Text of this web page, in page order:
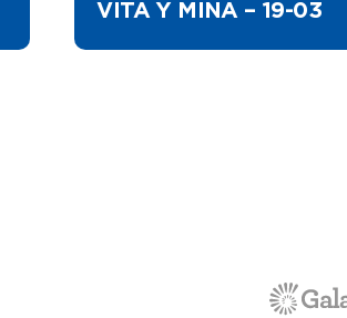
VITA Y MINA – 19-03